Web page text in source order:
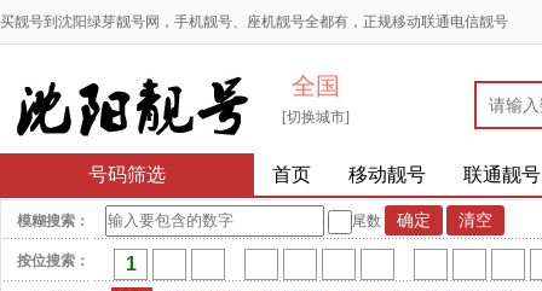
买靓号到沈阳绿芽靓号网，手机靓号、座机靓号全都有，正规移动联通电信靓号
全国
[切换城市]
号码筛选 首页 移动靓号 联通靓号
模糊搜索： 尾数
按位搜索：